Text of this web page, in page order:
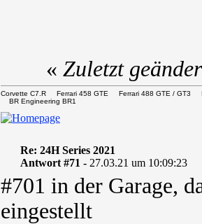
« Zuletzt
Corvette C7.R Ferrari 458 GTE Ferrari 488 GTE /
BR Engineering BR1
Re: 24H Series 2021
Antwort #71 - 27.03.21 um 10:09:23
#701 in der Garage,
eingestellt